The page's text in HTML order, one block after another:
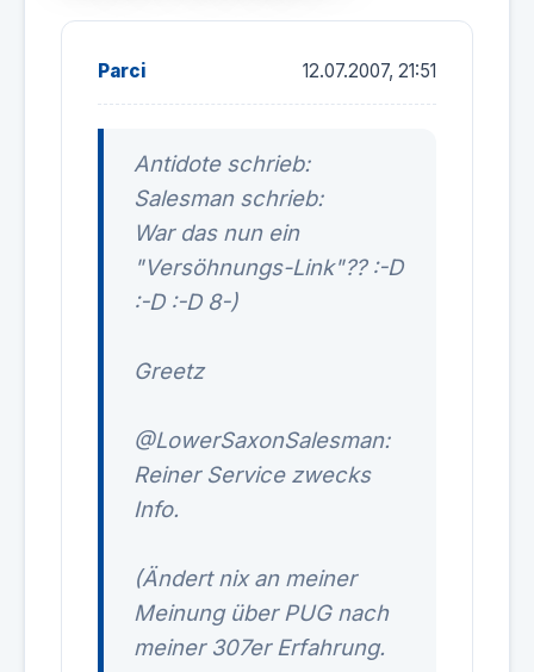
Parci 12.07.2007, 21:51
Antidote schrieb:
Salesman schrieb:
War das nun ein
"Versöhnungs-Link"?? :-D
:-D :-D 8-)
Greetz
@LowerSaxonSalesman:
Reiner Service zwecks
Info.
(Ändert nix an meiner
Meinung über PUG nach
meiner 307er Erfahrung.